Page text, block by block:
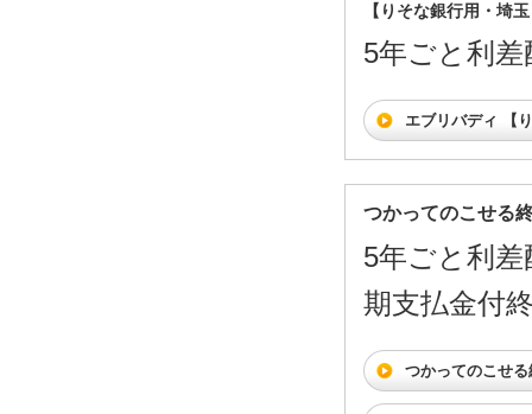
【りそな銀行用・埼
5年ごと利
エブリバディ 【
つかってのこせる
5年ごと利
期支払金付
つかってのこせ